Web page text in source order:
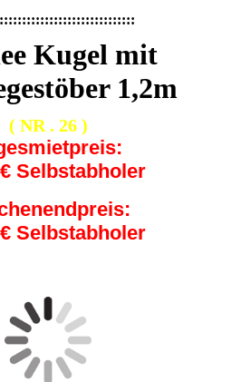
Kugel mit
1,2m
( NR . 26 )
Selbstabholer
Selbstabholer